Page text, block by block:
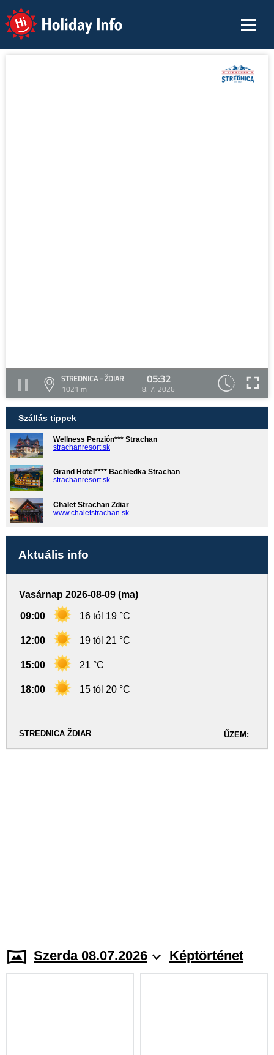
Holiday Info
STREDNICA - ŽDIAR
1021 m
05:32
8. 7. 2026
Szállás tippek
Wellness Penzión*** Strachan
strachanresort.sk
Grand Hotel**** Bachledka Strachan
strachanresort.sk
Chalet Strachan Ždiar
www.chaletstrachan.sk
Aktuális info
Vasárnap 2026-08-09 (ma)
09:00 16 tól 19 °C
12:00 19 tól 21 °C
15:00 21 °C
18:00 15 tól 20 °C
ŰZEM:
STREDNICA ŽDIAR
Szerda 08.07.2026 Képtörténet